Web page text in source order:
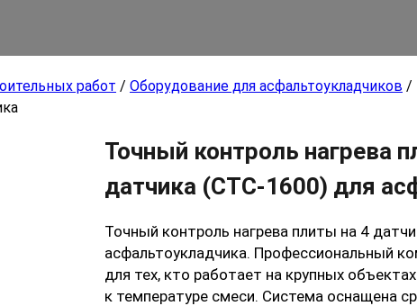
работ / Оборудование для асфальтоукладчиков /
Точный контроль нагрева
датчика (СТС-1600) для
Точный контроль нагрева плиты на 4
асфальтоукладчика. Профессиональный
для тех, кто работает на крупных
к температуре смеси. Система оснащена